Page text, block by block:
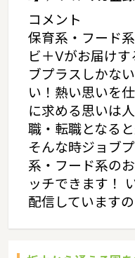
コメント
保育系・フード
ビ＋Vがお届け
ブプラスしかな
い！熱い思いを
に求める思いは
職・転職となる
そんな時ジョブ
系・フード系の
ッチできます！
配信しています